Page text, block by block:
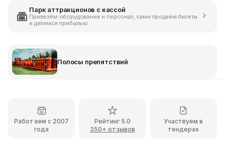
Парк аттракционов с кассой
Привезём оборудование и персонал, сами продаём билеты
и делимся прибылью
Полосы препятствий
Работаем с 2007
года
Рейтинг 5.0
350+ отзывов
Участвуем в
тендерах